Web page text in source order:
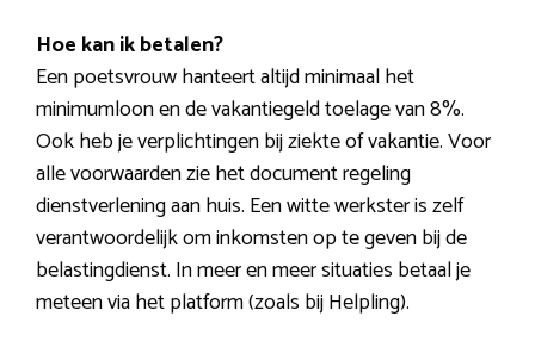
Hoe kan ik betalen?
Een poetsvrouw hanteert altijd minimaal het
minimumloon en de vakantiegeld toelage van 8%.
Ook heb je verplichtingen bij ziekte of vakantie. Voor
alle voorwaarden zie het document regeling
dienstverlening aan huis. Een witte werkster is zelf
verantwoordelijk om inkomsten op te geven bij de
belastingdienst. In meer en meer situaties betaal je
meteen via het platform (zoals bij Helpling).